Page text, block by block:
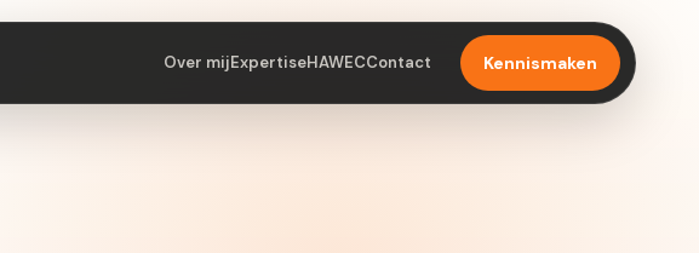
Over mijExpertiseHAWECContact Kennismaken